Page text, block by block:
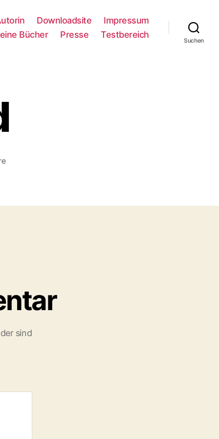
Downloadsite
Impressum
Bücher
Presse Testbereich
Suchen
zu
sind